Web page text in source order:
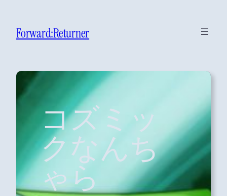
Forward:Returner
コズミッ
クなんち
ゃら